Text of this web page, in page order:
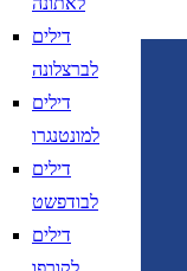
דילים
לברצלונה
דילים
למונטנגרו
דילים
לבודפשט
דילים